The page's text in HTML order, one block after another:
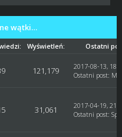
wątki…
Wyświetleń: Ostatni
121,179
2017-08-13,
Ostatni post:
31,061
2017-04-19,
Ostatni post: